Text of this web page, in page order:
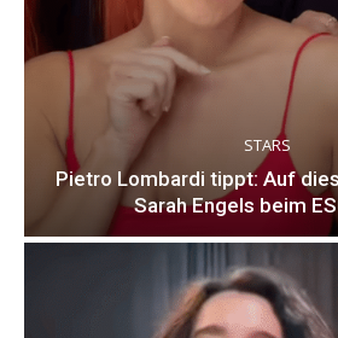
STARS
Pietro Lombardi tippt: Auf
Sarah Engels beim